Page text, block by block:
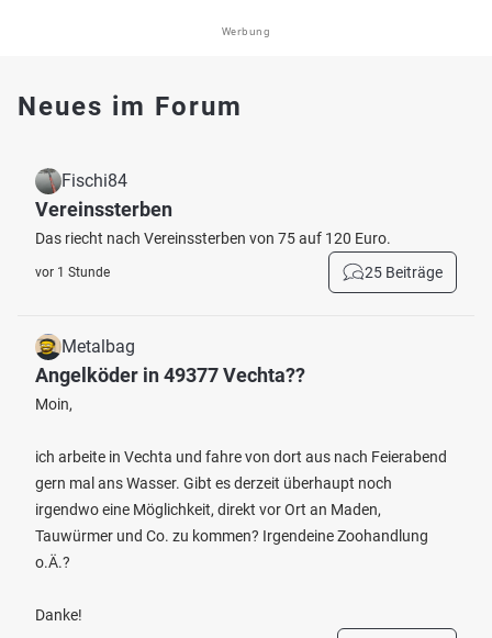
Werbung
Neues im Forum
Fischi84
Vereinssterben
Das riecht nach Vereinssterben von 75 auf 120 Euro.
vor 1 Stunde 25 Beiträge
Metalbag
Angelköder in 49377 Vechta??
Moin,
ich arbeite in Vechta und fahre von dort aus nach Feierabend
gern mal ans Wasser. Gibt es derzeit überhaupt noch
irgendwo eine Möglichkeit, direkt vor Ort an Maden,
Tauwürmer und Co. zu kommen? Irgendeine Zoohandlung
o.Ä.?
Danke!